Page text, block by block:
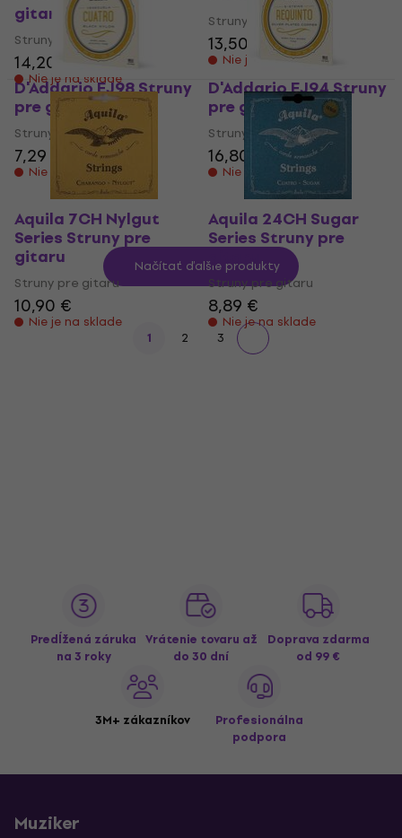
gitaru
Struny pre gitaru
14,20 €
Nie je na sklade
Struny pre gitaru
13,50 €
Nie je na sklade
D'Addario EJ98 Struny
pre gitaru
Struny pre gitaru
7,29 €
Nie je na sklade
D'Addario EJ94 Struny
pre gitaru
Struny pre gitaru
16,80 €
Nie je na sklade
Aquila 7CH Nylgut
Series Struny pre
gitaru
Struny pre gitaru
10,90 €
Nie je na sklade
Aquila 24CH Sugar
Series Struny pre
gitaru
Struny pre gitaru
8,89 €
Nie je na sklade
Načítať ďalšie produkty
1 2 3
Predĺžená záruka
na 3 roky
Vrátenie tovaru až
do 30 dní
Doprava zdarma
od 99 €
3M+ zákazníkov
Profesionálna
podpora
Muziker